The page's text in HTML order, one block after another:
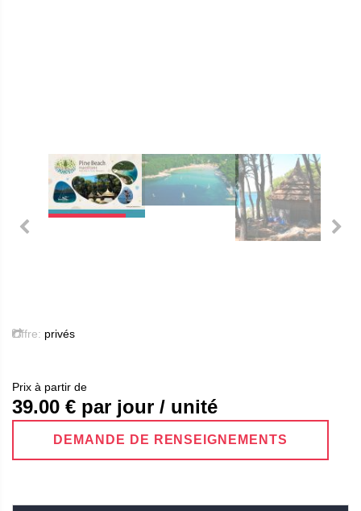
Offre: privés
Prix ​​à partir de
39.00 € par jour / unité
DEMANDE DE RENSEIGNEMENTS